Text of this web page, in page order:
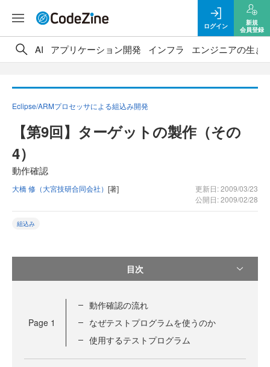
ログイン
新規
会員登録
AI アプリケーション開発 インフラ エンジニアの生き
Eclipse/ARMプロセッサによる組込み開発
【第9回】ターゲットの製作（その
4）
動作確認
大橋 修（大宮技研合同会社） [著]
更新日: 2009/03/23
公開日: 2009/02/28
組込み
目次
Page 1
動作確認の流れ
なぜテストプログラムを使うのか
使用するテストプログラム